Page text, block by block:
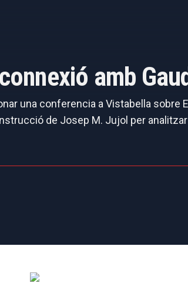
amb
una conferencia a Vistabella sobre El
de Josep M. Jujol per